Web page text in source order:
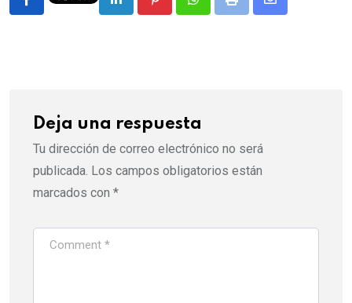
LinkedIn PinterestWhatsappPrint
Share
Deja una respuesta
Tu dirección de correo electrónico no será
publicada. Los campos obligatorios están
marcados con *